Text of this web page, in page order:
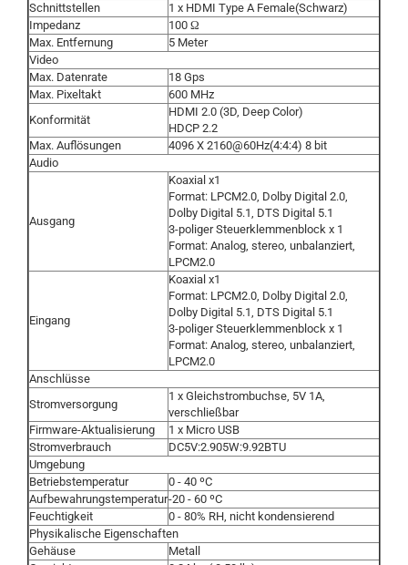
Schnittstellen
1 x HDMI Type A Female(Schwarz)
Impedanz
100 Ω
Max. Entfernung
5 Meter
Video
Max. Datenrate
18 Gps
Max. Pixeltakt
600 MHz
Konformität
HDMI 2.0 (3D, Deep Color)
HDCP 2.2
Max. Auflösungen
4096 X 2160@60Hz(4:4:4) 8 bit
Audio
Ausgang
Koaxial x1
Format: LPCM2.0, Dolby Digital 2.0,
Dolby Digital 5.1, DTS Digital 5.1
3-poliger Steuerklemmenblock x 1
Format: Analog, stereo, unbalanziert,
LPCM2.0
Eingang
Koaxial x1
Format: LPCM2.0, Dolby Digital 2.0,
Dolby Digital 5.1, DTS Digital 5.1
3-poliger Steuerklemmenblock x 1
Format: Analog, stereo, unbalanziert,
LPCM2.0
Anschlüsse
Stromversorgung
1 x Gleichstrombuchse, 5V 1A,
verschließbar
Firmware-Aktualisierung
1 x Micro USB
Stromverbrauch
DC5V:2.905W:9.92BTU
Umgebung
Betriebstemperatur
0 - 40 ºC
Aufbewahrungstemperatur-20 - 60 ºC
Feuchtigkeit
0 - 80% RH, nicht kondensierend
Physikalische Eigenschaften
Gehäuse
Metall